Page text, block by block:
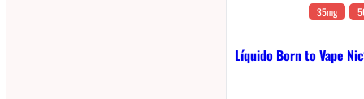
35mg
Líquido Born to Vape